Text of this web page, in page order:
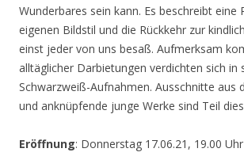
Wunderbares sein kann. Es beschreibt eine
eigenen Bildstil und die Rückkehr zur
einst jeder von uns besaß. Aufmerksam
alltäglicher Darbietungen verdichten sich in
Schwarzweiß-Aufnahmen. Ausschnitte aus
und anknüpfende junge Werke sind Teil
Eröffnung: Donnerstag 17.06.21, 19.00 Uhr